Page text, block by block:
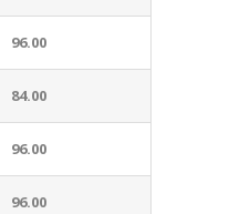
96.00
84.00
96.00
96.00